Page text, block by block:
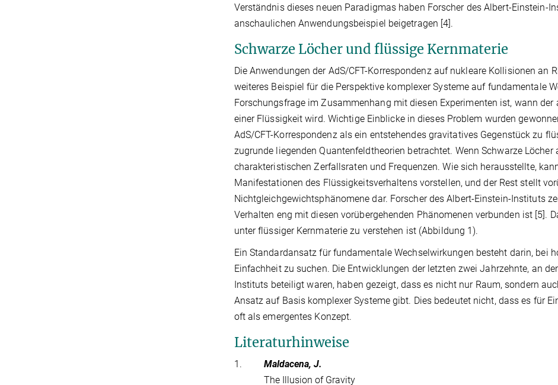
Verständnis dieses neuen Paradigmas haben Forscher des Albert-Einstein-
anschaulichen Anwendungsbeispiel beigetragen [4].
Schwarze Löcher und flüssige Kernmaterie
Die Anwendungen der AdS/CFT-Korrespondenz auf nukleare Kollisionen an
weiteres Beispiel für die Perspektive komplexer Systeme auf fundamentale
Forschungsfrage im Zusammenhang mit diesen Experimenten ist, wann der
einer Flüssigkeit wird. Wichtige Einblicke in dieses Problem wurden
AdS/CFT-Korrespondenz als ein entstehendes gravitatives Gegenstück zu
zugrunde liegenden Quantenfeldtheorien betrachtet. Wenn Schwarze
charakteristischen Zerfallsraten und Frequenzen. Wie sich herausstellte,
Manifestationen des Flüssigkeitsverhaltens vorstellen, und der Rest stellt
Nichtgleichgewichtsphänomene dar. Forscher des Albert-Einstein-Instituts
Verhalten eng mit diesen vorübergehenden Phänomenen verbunden ist [5].
unter flüssiger Kernmaterie zu verstehen ist (Abbildung 1).
Ein Standardansatz für fundamentale Wechselwirkungen besteht darin, bei
Einfachheit zu suchen. Die Entwicklungen der letzten zwei Jahrzehnte, an
Instituts beteiligt waren, haben gezeigt, dass es nicht nur Raum, sondern
Ansatz auf Basis komplexer Systeme gibt. Dies bedeutet nicht, dass es für
oft als emergentes Konzept.
Literaturhinweise
1.
Maldacena, J.
The Illusion of Gravity